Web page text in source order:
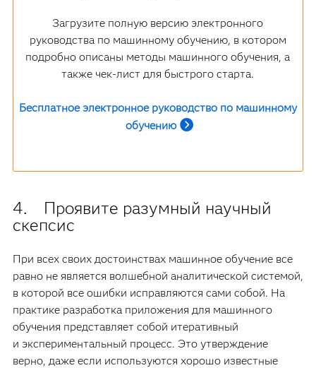
Загрузите полную версию электронного
руководства по машинному обучению, в котором
подробно описаны методы машинного обучения, а
также чек-лист для быстрого старта.
Бесплатное электронное руководство по машинному
обучению
4. Проявите разумный научный
скепсис
При всех своих достоинствах машинное обучение все
равно не является волшебной аналитической системой,
в которой все ошибки исправляются сами собой. На
практике разработка приложения для машинного
обучения представляет собой итеративный
и экспериментальный процесс. Это утверждение
верно, даже если используются хорошо известные